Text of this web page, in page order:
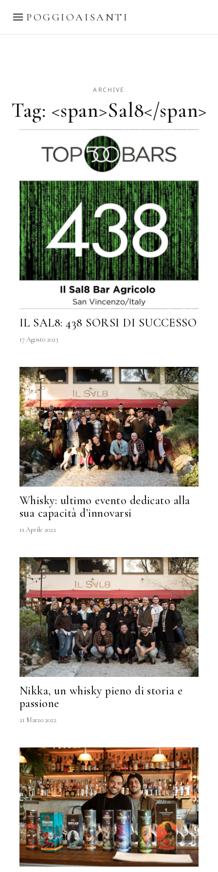
POGGIOAISANTI
ARCHIVE
Tag: <span>Sal8</span>
IL SAL8: 438 SORSI DI SUCCESSO
17 Agosto 2023
Whisky: ultimo evento dedicato alla
sua capacità d’innovarsi
11 Aprile 2022
Nikka, un whisky pieno di storia e
passione
21 Marzo 2022